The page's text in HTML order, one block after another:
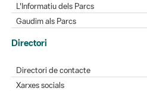
L'Informatiu dels Parcs
Gaudim als Parcs
Directori
Directori de contacte
Xarxes socials